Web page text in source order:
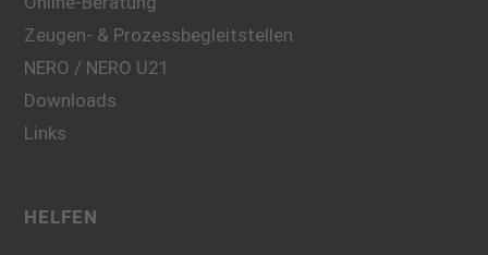
Zeugen- & Prozessbegleitstellen
NERO / NERO U21
Downloads
Links
HELFEN